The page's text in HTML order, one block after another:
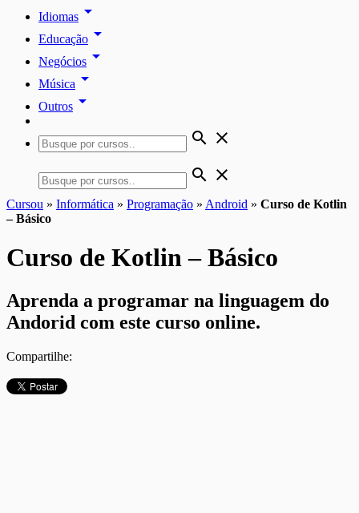
Idiomas arrow_drop_down
Educação arrow_drop_down
Negócios arrow_drop_down
Música arrow_drop_down
Outros arrow_drop_down
search close
search close
Cursou » Informática » Programação » Android » Curso de Kotlin
– Básico
Curso de Kotlin – Básico
Aprenda a programar na linguagem do
Andorid com este curso online.
Compartilhe: